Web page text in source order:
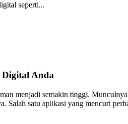
seperti...
Anda
menjadi semakin tinggi.
Salah satu aplikasi yang mencuri